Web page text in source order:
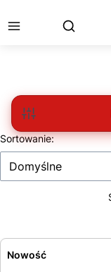
Otwórz
Lista
Sortowanie:
Domyślne
Nowość